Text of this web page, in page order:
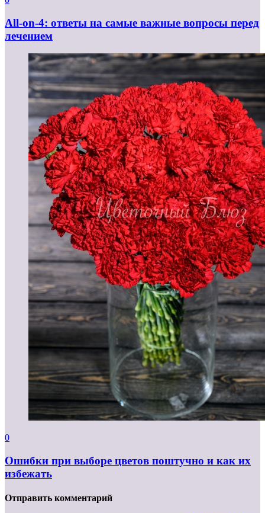
All-on-4: ответы на самые важные вопросы перед
лечением
0
Ошибки при выборе цветов поштучно и как их
избежать
Отправить комментарий